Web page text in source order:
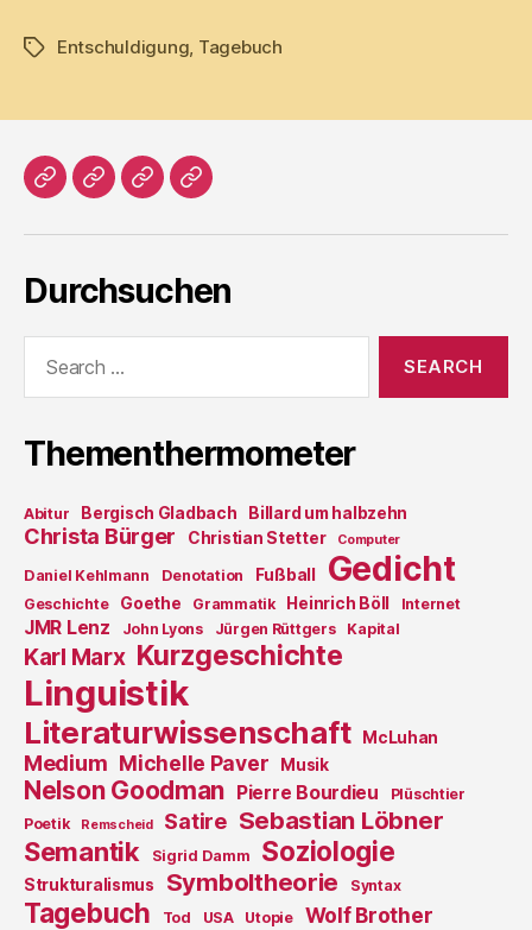
TagsEntschuldigung Tagebuch
HomeLiteratur
ProsaImpressum
Durchsuchen
Thementhermometer
Abitur Bergisch Gladbach Billard um halbzehn
Christa Bürger Christian Stetter Computer
Daniel Kehlmann Denotation Fußball Gedicht
Geschichte Goethe Grammatik Heinrich Böll Internet
JMR Lenz John Lyons Jürgen Rüttgers Kapital
Karl Marx Kurzgeschichte
Linguistik
Literaturwissenschaft McLuhan
Medium Michelle Paver Musik
Nelson Goodman Pierre Bourdieu
Plüschtier
Poetik
Remscheid Satire Sebastian Löbner
Semantik Sigrid Damm Soziologie
Strukturalismus Symboltheorie Syntax
Tagebuch Tod USA Utopie Wolf Brother